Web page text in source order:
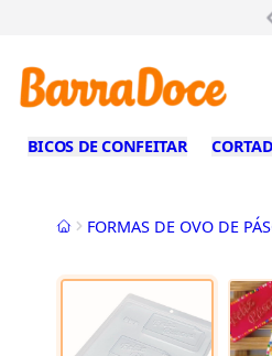
BICOS DE CONFEITAR
InícioFORMAS DE OVO DE